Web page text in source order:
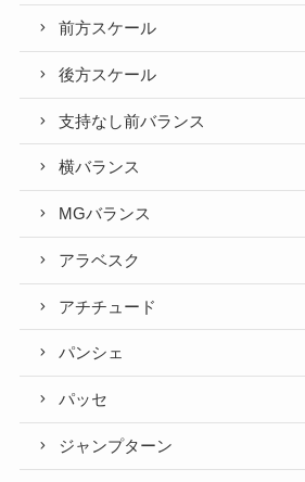
前方スケール
後方スケール
支持なし前バランス
横バランス
MGバランス
アラベスク
アチチュード
パンシェ
パッセ
ジャンプターン